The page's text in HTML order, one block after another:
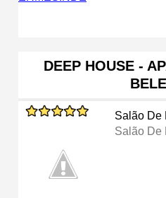
DEEP HOUSE -
Salão De
Salão De